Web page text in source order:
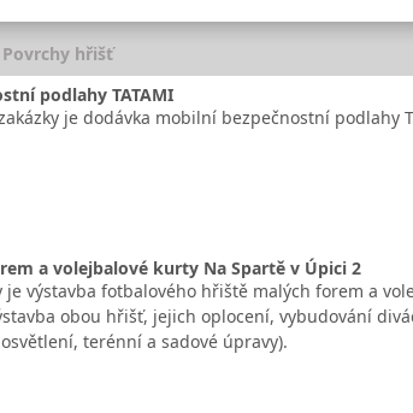
Povrchy hřišť
podlahy TATAMI
je dodávka mobilní bezpečnostní podlahy
a volejbalové kurty Na Spartě v Úpici 2
je výstavba fotbalového hřiště malých forem a
obou hřišť, jejich oplocení, vybudování
terénní a sadové úpravy).